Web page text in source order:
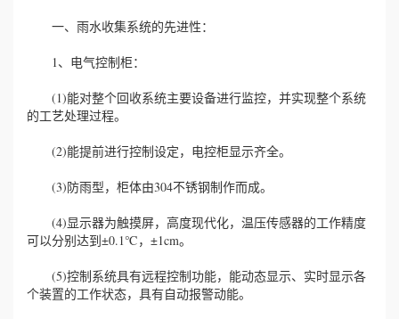
一、雨水收集系统的先进性：
1、电气控制柜：
(1)能对整个回收系统主要设备进行监控，并实现整个系统
的工艺处理过程。
(2)能提前进行控制设定，电控柜显示齐全。
(3)防雨型，柜体由304不锈钢制作而成。
(4)显示器为触摸屏，高度现代化，温压传感器的工作精度
可以分别达到±0.1℃，±1cm。
(5)控制系统具有远程控制功能，能动态显示、实时显示各
个装置的工作状态，具有自动报警动能。